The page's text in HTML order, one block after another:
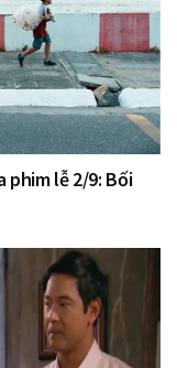
phim lễ 2/9: Bối